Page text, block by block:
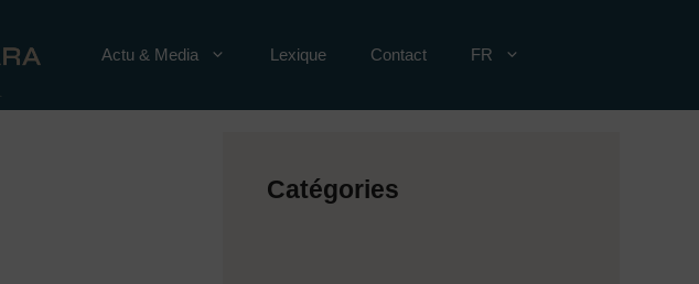
Actu & Media Lexique Contact FR
Catégories